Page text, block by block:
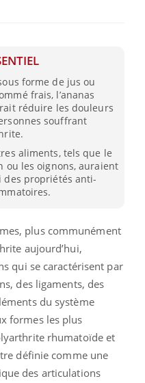
forme de jus ou
frais, l’ananas
réduire les douleurs
souffrant
aliments, tels que le
ou les oignons, auraient
des propriétés anti-
plus communément
aujourd’hui,
qui se caractérisent par
des ligaments, des
du système
formes les plus
rhumatoïde et
définie comme une
des articulations